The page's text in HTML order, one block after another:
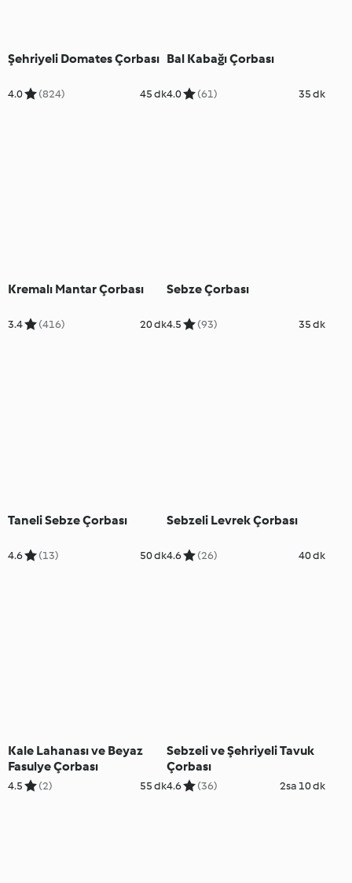
Şehriyeli Domates Çorbası
4.0 (824) 45 dk
Bal Kabağı Çorbası
4.0 (61) 35 dk
Kremalı Mantar Çorbası
3.4 (416) 20 dk
Sebze Çorbası
4.5 (93) 35 dk
Taneli Sebze Çorbası
4.6 (13) 50 dk
Sebzeli Levrek Çorbası
4.6 (26) 40 dk
Kale Lahanası ve Beyaz
Fasulye Çorbası
4.5 (2) 55 dk
Sebzeli ve Şehriyeli Tavuk
Çorbası
4.6 (36) 2sa 10 dk